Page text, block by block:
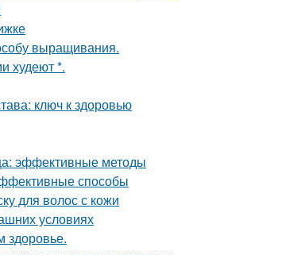
выращивания.
худеют *.
ключ к здоровью
эффективные методы
способы
для волос с кожи
условиях
здоровье.